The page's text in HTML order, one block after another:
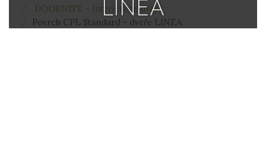
DOORNITE - Interiérové dveře
Povrch CPL Standard - dveře LINEA
LINEA